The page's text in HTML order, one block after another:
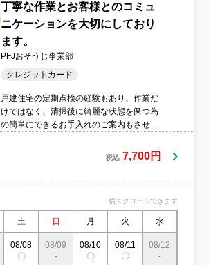
丁寧な作業とお客様とのコミュ
ニケーションを大切にしており
ます。
PFJおそうじ事業部
クレジットカード
戸建住宅の定期点検の経験もあり、作業だ
けではなく、清掃後に綺麗な状態を保つ為
の簡単にできるお手入れのご案内もさせて
がお伺い致します。◇作業や仕上がりにご
不満の場合は、無料で追加対応いたしま
精一杯対応します！ぜひ当店にお任せくだ
税込 7,700円
横スクロールできます
土 日 月 火 水
08/08
〇
08/09
-
08/10
〇
08/11
〇
08/12
-